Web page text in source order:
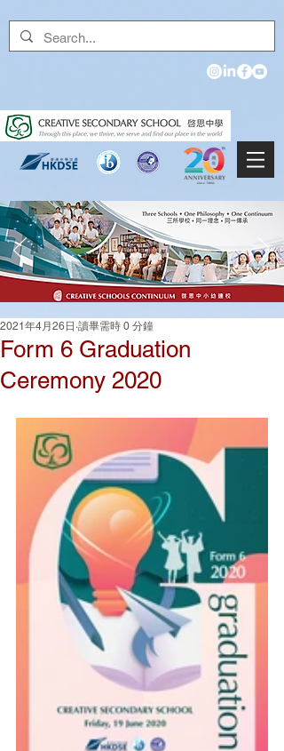
Form 6 Graduation
Ceremony 2020
2021年4月26日 讀畢需時 0 分鐘